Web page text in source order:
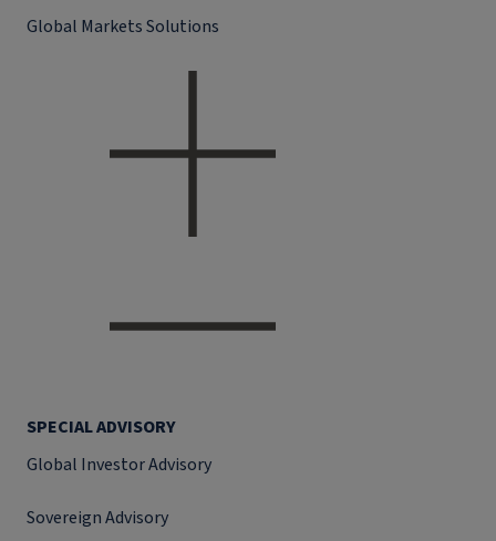
Global Markets Solutions
SPECIAL ADVISORY
Global Investor Advisory
Sovereign Advisory